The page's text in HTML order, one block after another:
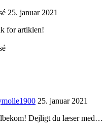
25. januar 2021
for artiklen!
25. januar 2021
Dejligt du læser med…